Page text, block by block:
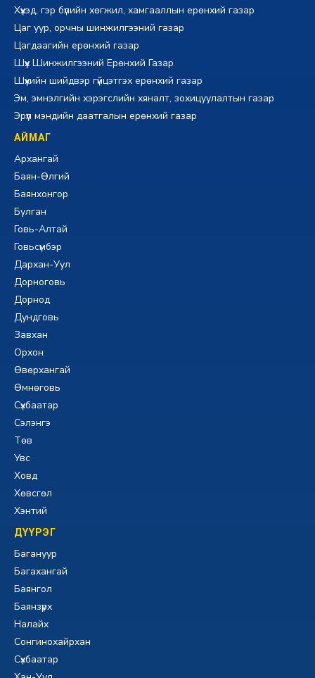
Хүүхэд, гэр бүлийн хөгжил, хамгааллын ерөнхий газар
Цаг уур, орчны шинжилгээний газар
Цагдаагийн ерөнхий газар
Шүүх Шинжилгээний Ерөнхий Газар
Шүүхийн шийдвэр гүйцэтгэх ерөнхий газар
Эм, эмнэлгийн хэрэгслийн хяналт, зохицуулалтын газар
Эрүүл мэндийн даатгалын ерөнхий газар
АЙМАГ
Архангай
Баян-Өлгий
Баянхонгор
Булган
Говь-Алтай
Говьсүмбэр
Дархан-Уул
Дорноговь
Дорнод
Дундговь
Завхан
Орхон
Өвөрхангай
Өмнөговь
Сүхбаатар
Сэлэнгэ
Төв
Увс
Ховд
Хөвсгөл
Хэнтий
ДҮҮРЭГ
Багануур
Багахангай
Баянгол
Баянзүрх
Налайх
Сонгинохайрхан
Сүхбаатар